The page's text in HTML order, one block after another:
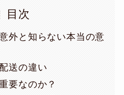
目次
外と知らない本当の意
送の違い
要なのか？